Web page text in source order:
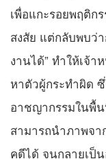
เพื่อแกะรอยพฤติ
สงสัย แต่กลับพบว่
งานได้” ทำให้เจ้
หาตัวผู้กระทำผิด
อาชญากรรมในพื้
สามารถนำภาพจา
คดีได้ จนกลายเป็